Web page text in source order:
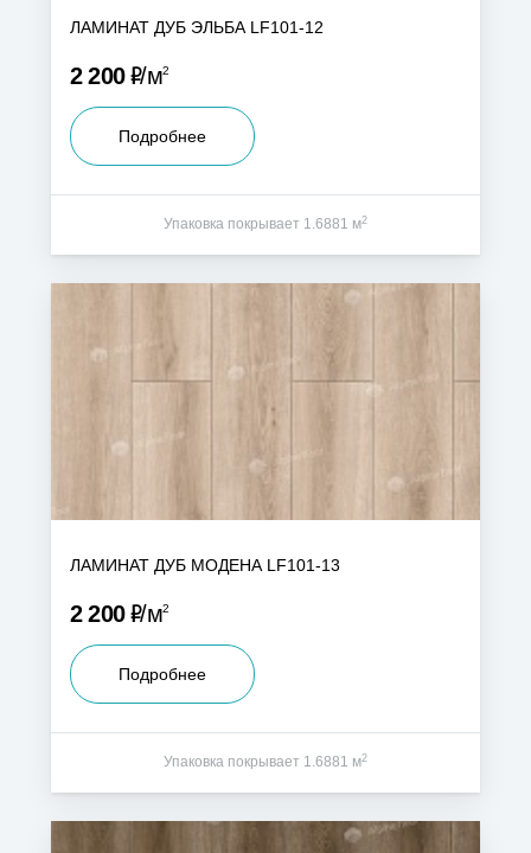
ЛАМИНАТ ДУБ ЭЛЬБА LF101-12
2 200Р м2
Подробнее
Упаковка покрывает 1.6881 м2
ЛАМИНАТ ДУБ МОДЕНА LF101-13
2 200Р м2
Подробнее
Упаковка покрывает 1.6881 м2